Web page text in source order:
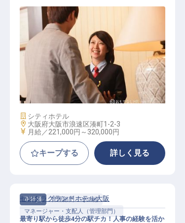
宴会サービススタッフ
施設業態
シティホテル
勤務地
大阪府大阪市浪速区湊町1-2-3
給与
月給／221,000円～ 320,000円
キープする 詳しく見る
正社員
管理部門・その他
マネージャー・支配人（管理部門）
センタラグランドホテル大阪
最寄り駅から徒歩4分の駅チカ！人事の経験を活か